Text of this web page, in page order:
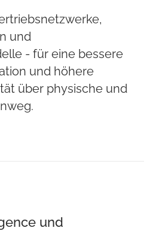
und
- für eine bessere
und höhere
über physische und
und